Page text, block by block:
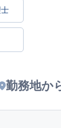
勤務地か